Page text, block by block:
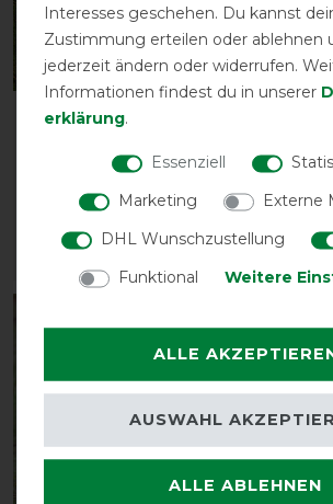
Bestseller
Back on Track
vorher 19,85 €
mit Fell
vorher
Interesses geschehen. Du kannst
Zustimmung erteilen oder ablehnen
jederzeit ändern oder widerrufen.
Informationen findest du in unserer
erklärung.
Essenziell
Marketing
Externe
DHL Wunschzustellung
Funktional
Weitere
ALLE
ALLE ABLEHNEN
AUSWAHL